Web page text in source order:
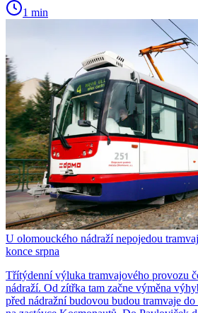
1 min
U olomouckého nádraží nepojedou
konce srpna
Třítýdenní výluka tramvajového provozu
nádraží. Od zítřka tam začne výměna
před nádražní budovou budou tramvaje do